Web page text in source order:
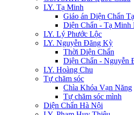
LY. Tạ Minh
Giáo án Diện Chẩn
Diện Chẩn - Tạ Minh
LY. Lý Phước Lộc
LY. Nguyễn Đăng Kỳ
Thời Diện Chẩn
Diện Chẩn - Nguyễn
LY. Hoàng Chu
Tự chăm sóc
Chìa Khóa Vạn Năng
Tự chăm sóc mình
Diện Chẩn Hà Nội